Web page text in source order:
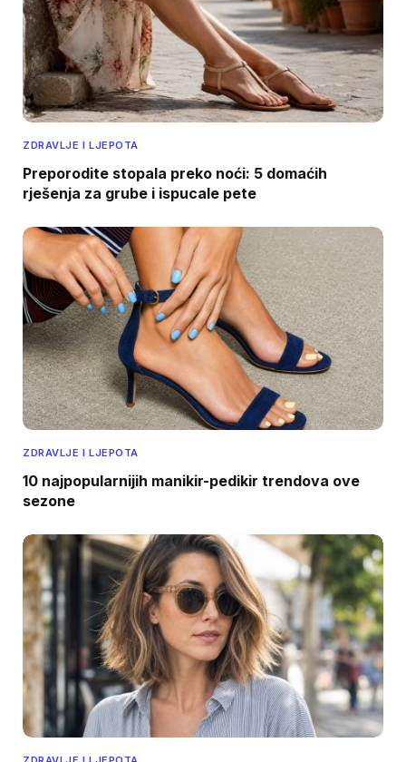
ZDRAVLJE I LJEPOTA
Preporodite stopala preko noći: 5 domaćih
rješenja za grube i ispucale pete
ZDRAVLJE I LJEPOTA
10 najpopularnijih manikir-pedikir trendova ove
sezone